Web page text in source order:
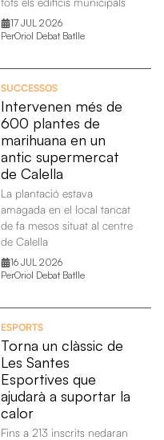
17 JUL 2026
PerOriol Debat Batlle
SUCCESSOS
Intervenen més de
600 plantes de
marihuana en un
antic supermercat
de Calella
La plantació estava
amagada en el local tancat
de fa mesos situat al centre
de Calella
16 JUL 2026
PerOriol Debat Batlle
ESPORTS
Torna un clàssic de
Les Santes
Esportives que
ajudarà a suportar la
calor
Fins a 213 inscrits nedaran